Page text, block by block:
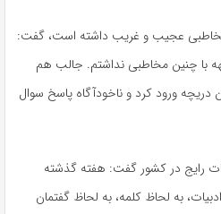
مخاطبی عجیب و غریب داشته است، گفت:
با چنین مخاطبی نداشتم. جالب هم
ورود کرد و ناخودآگاه پاسخ سوال
رایج در کشور گفت: هفته گذشته
به لحاظ کلمه، به لحاظ گفتمان